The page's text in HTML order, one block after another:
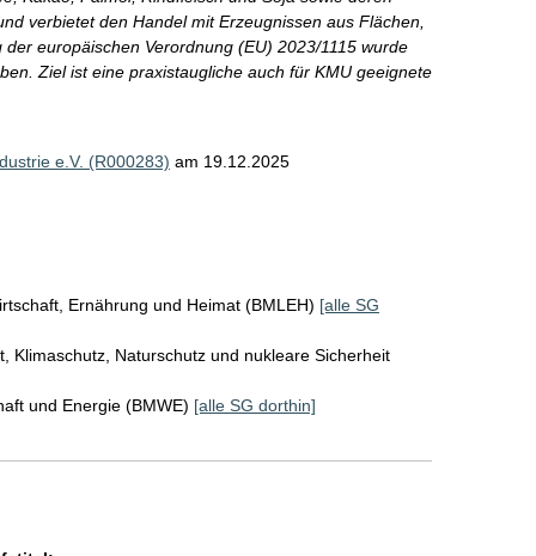
verbietet den Handel mit Erzeugnissen aus Flächen,
europäischen Verordnung (EU) 2023/1115 wurde
Ziel ist eine praxistaugliche auch für KMU geeignete
e.V. (R000283) am 19.12.2025
Ernährung und Heimat (BMLEH) [alle SG
Klimaschutz, Naturschutz und nukleare Sicherheit
und Energie (BMWE) [alle SG dorthin]